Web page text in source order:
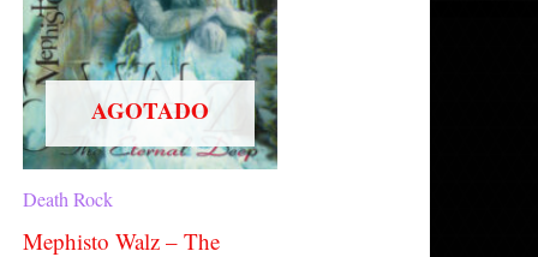
pueden
AGOTADO
Death Rock
Mephisto Walz – The